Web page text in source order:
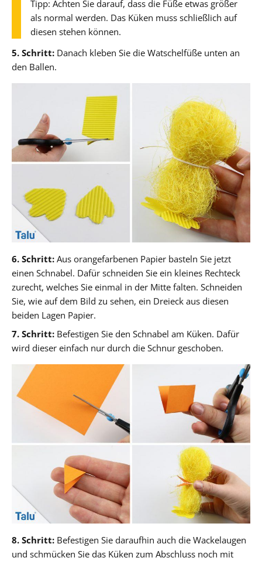
Tipp: Achten Sie darauf, dass die Füße etwas größer
als normal werden. Das Küken muss schließlich auf
diesen stehen können.
5. Schritt: Danach kleben Sie die Watschelfüße unten an
den Ballen.
6. Schritt: Aus orangefarbenen Papier basteln Sie jetzt
einen Schnabel. Dafür schneiden Sie ein kleines Rechteck
zurecht, welches Sie einmal in der Mitte falten. Schneiden
Sie, wie auf dem Bild zu sehen, ein Dreieck aus diesen
beiden Lagen Papier.
7. Schritt: Befestigen Sie den Schnabel am Küken. Dafür
wird dieser einfach nur durch die Schnur geschoben.
8. Schritt: Befestigen Sie daraufhin auch die Wackelaugen
und schmücken Sie das Küken zum Abschluss noch mit